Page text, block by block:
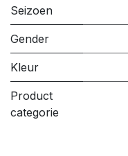
Seizoen
Gender
Kleur
Product
categorie